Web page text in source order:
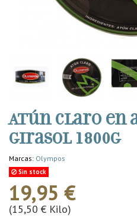
Atún claro en
girasol 1800g
Marcas: Olympos
Sin stock
19,95 €
(15,50 € Kilo)